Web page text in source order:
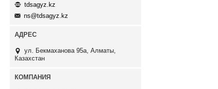
tdsagyz.kz
ns@tdsagyz.kz
ул. Бекмаханова 95а, Алматы,
Казахстан